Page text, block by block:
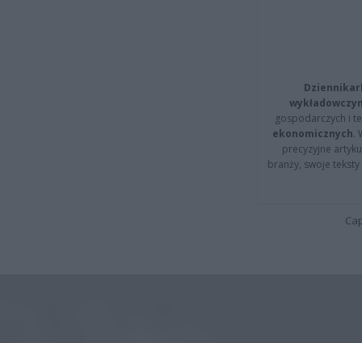
gospodarczych i
ekonomicznych.
precyzyjne
branży, swoje